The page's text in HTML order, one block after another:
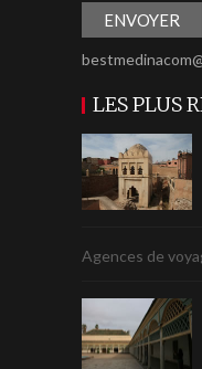
LES PLUS
Agences de